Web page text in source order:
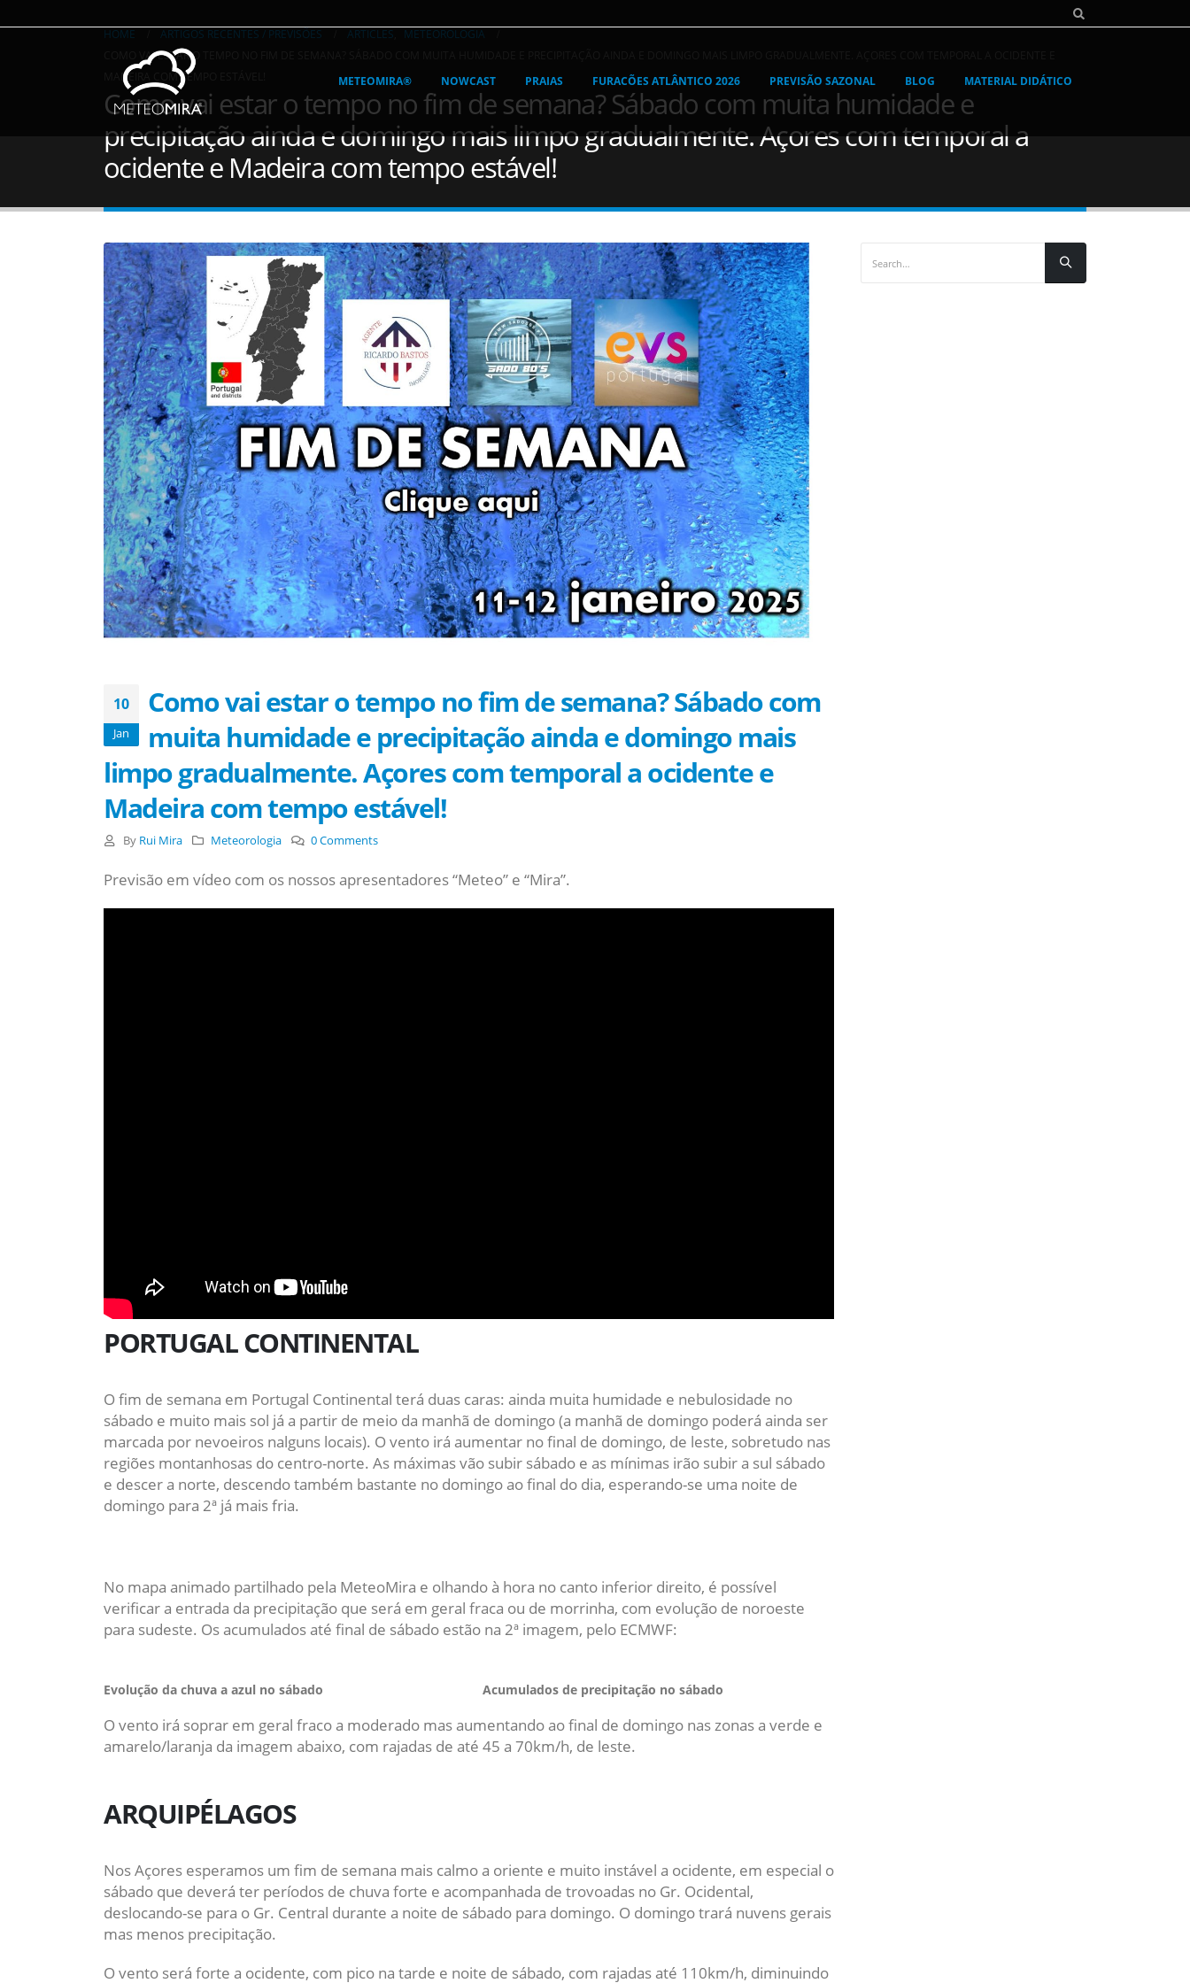
METEOMIRA® NOWCAST PRAIAS FURACÕES ATLÂNTICO 2026 PREVISÃO SAZONAL BLOG MATERIAL DIDÁTICO
HOME ARTIGOS RECENTES / PREVISÕES ARTICLES
METEOROLOGIA
COMO VAI ESTAR O TEMPO NO FIM DE SEMANA? SÁBADO COM MUITA HUMIDADE E PRECIPITAÇÃO AINDA E DOMINGO MAIS LIMPO GRADUALMENTE. AÇORES COM TEMPORAL A OCIDENTE E
MADEIRA COM TEMPO ESTÁVEL!
Como vai estar o tempo no fim de semana? Sábado com muita humidade e
precipitação ainda e domingo mais limpo gradualmente. Açores com temporal a
ocidente e Madeira com tempo estável!
10
Jan
Como vai estar o tempo no fim de semana? Sábado com
muita humidade e precipitação ainda e domingo mais
limpo gradualmente. Açores com temporal a ocidente e
Madeira com tempo estável!
By Rui Mira Meteorologia 0 Comments
Previsão em vídeo com os nossos apresentadores “Meteo” e “Mira”.
PORTUGAL CONTINENTAL
O fim de semana em Portugal Continental terá duas caras: ainda muita humidade e nebulosidade no
sábado e muito mais sol já a partir de meio da manhã de domingo (a manhã de domingo poderá ainda ser
marcada por nevoeiros nalguns locais). O vento irá aumentar no final de domingo, de leste, sobretudo nas
regiões montanhosas do centro-norte. As máximas vão subir sábado e as mínimas irão subir a sul sábado
e descer a norte, descendo também bastante no domingo ao final do dia, esperando-se uma noite de
domingo para 2ª já mais fria.
No mapa animado partilhado pela MeteoMira e olhando à hora no canto inferior direito, é possível
verificar a entrada da precipitação que será em geral fraca ou de morrinha, com evolução de noroeste
para sudeste. Os acumulados até final de sábado estão na 2ª imagem, pelo ECMWF:
Evolução da chuva a azul no sábado Acumulados de precipitação no sábado
O vento irá soprar em geral fraco a moderado mas aumentando ao final de domingo nas zonas a verde e
amarelo/laranja da imagem abaixo, com rajadas de até 45 a 70km/h, de leste.
ARQUIPÉLAGOS
Nos Açores esperamos um fim de semana mais calmo a oriente e muito instável a ocidente, em especial o
sábado que deverá ter períodos de chuva forte e acompanhada de trovoadas no Gr. Ocidental,
deslocando-se para o Gr. Central durante a noite de sábado para domingo. O domingo trará nuvens gerais
mas menos precipitação.
O vento será forte a ocidente, com pico na tarde e noite de sábado, com rajadas até 110km/h, diminuindo